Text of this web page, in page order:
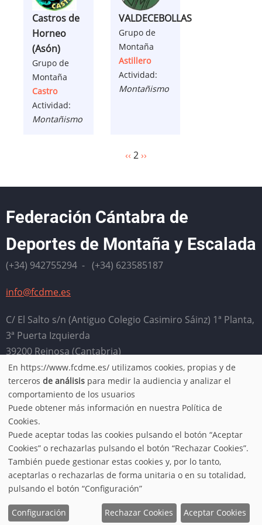
Castros de
Horneo
(Asón)
Grupo de
Montaña
Castro
Actividad:
Montañismo
VALDECEBOLLAS
Grupo de
Montaña
Astillero
Actividad:
Montañismo
Página
‹‹ 2 Siguiente
››
Federación Cántabra de
Deportes de Montaña y Escalada
(+34) 942755294 - (+34) 623585187
info@fcdme.es
C/ El Salto s/n (Antiguo Colegio Casimiro Sáinz) 1ª Planta,
3ª Puerta Izquierda
39200 Reinosa (Cantabria)
Horario: Lunes, miércoles, jueves y viernes de 9:00 a
13:00. Martes de 16:00 a 20:00
Aviso legal
Política de cookies
© 2026 FCDME, All rights reserved.
Use
of
personal
data
and
cookies
En https://www.fcdme.es/ utilizamos cookies, propias y de
terceros de análisis para medir la audiencia y analizar el
comportamiento de los usuarios
Puede obtener más información en nuestra Política de
Cookies.
Puede aceptar todas las cookies pulsando el botón “Aceptar
Cookies” o rechazarlas pulsando el botón “Rechazar Cookies”.
También puede gestionar estas cookies y, por lo tanto,
aceptarlas o rechazarlas de forma unitaria o en su totalidad,
pulsando el botón “Configuración”
Configuración Rechazar Cookies Aceptar Cookies